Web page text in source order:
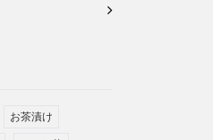
お茶漬け